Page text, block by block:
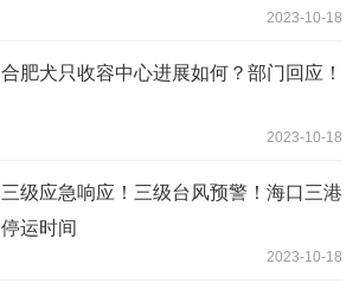
2023-10-18
合肥犬只收容中心进展如何？部门回应！
2023-10-18
三级应急响应！三级台风预警！海口三港
停运时间
2023-10-18